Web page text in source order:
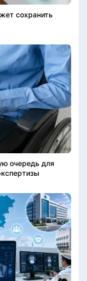
сохранить
очередь для